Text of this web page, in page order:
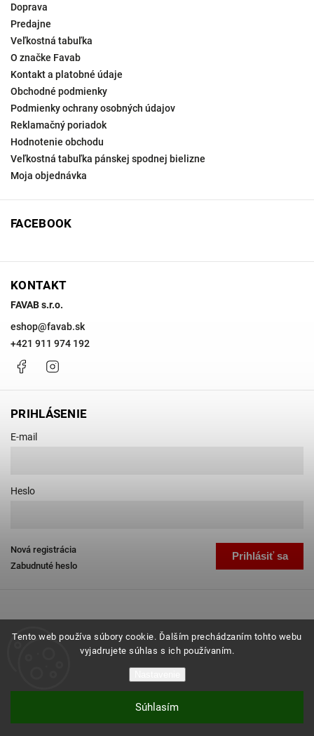
Tento web používa súbory cookie. Ďalším prechádzaním tohto webu
vyjadrujete súhlas s ich používaním.
Súhlasím
Doprava
Predajne
Veľkostná tabuľka
O značke Favab
Kontakt a platobné údaje
Obchodné podmienky
Podmienky ochrany osobných údajov
Reklamačný poriadok
Hodnotenie obchodu
Veľkostná tabuľka pánskej spodnej bielizne
Moja objednávka
FACEBOOK
KONTAKT
FAVAB s.r.o.
eshop@favab.sk
+421 911 974 192
Facebook
PRIHLÁSENIE
E-mail
Heslo
Prihlásiť sa
Nová registrácia
Zabudnuté heslo
Vytvoril Shoptet
Favab.sk. Všetky práva vyhradené.
Grafický návrh vytvořil a nakódoval